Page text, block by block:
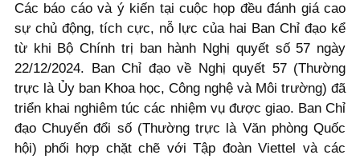
Các báo cáo và ý kiến tại cuộc họp đều đánh giá cao
sự chủ động, tích cực, nỗ lực của hai Ban Chỉ đạo kể
từ khi Bộ Chính trị ban hành Nghị quyết số 57 ngày
22/12/2024. Ban Chỉ đạo về Nghị quyết 57 (Thường
trực là Ủy ban Khoa học, Công nghệ và Môi trường) đã
triển khai nghiêm túc các nhiệm vụ được giao. Ban Chỉ
đạo Chuyển đổi số (Thường trực là Văn phòng Quốc
hội) phối hợp chặt chẽ với Tập đoàn Viettel và các